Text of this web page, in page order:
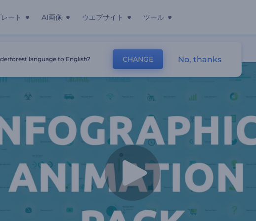
ート AI画像 ウエブサイト ツール
ンフォグラフィックのアニメーションセット
language to English? CHANGE No, thanks